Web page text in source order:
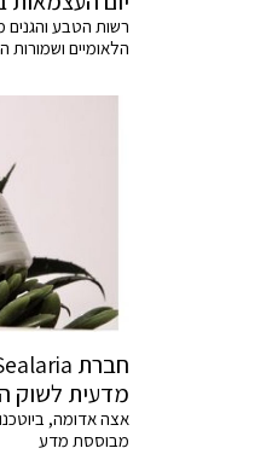
רשות הטבע והגנים
הלאומיים ושמורות
מדעית לשוק
אצה אדומה,
מבוססת מדע